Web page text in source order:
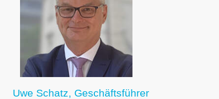
Uwe Schatz, Geschäftsführer